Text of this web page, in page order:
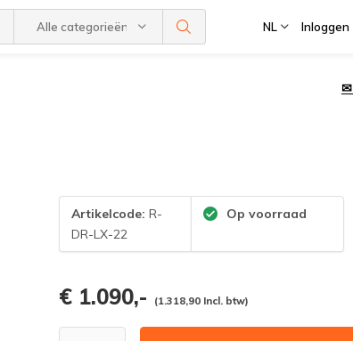
Alle categorieën NL Inloggen
✉
Artikelcode: R-
DR-LX-22
Op voorraad
€ 1.090,- (1.318,90 Incl. btw)